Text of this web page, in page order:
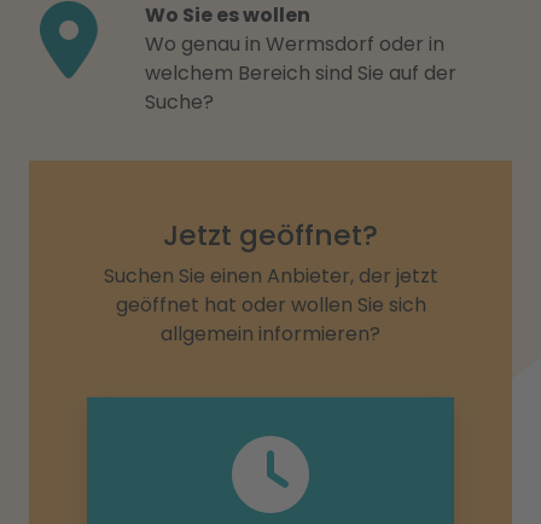
Wo Sie es wollen
Wo genau in Wermsdorf oder in
welchem Bereich sind Sie auf der
Suche?
Jetzt geöffnet?
Suchen Sie einen Anbieter, der jetzt
geöffnet hat oder wollen Sie sich
allgemein informieren?